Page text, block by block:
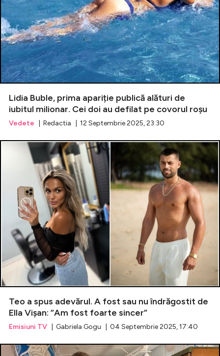
Lidia Buble, prima apariție publică alături de
iubitul milionar. Cei doi au defilat pe covorul roșu
Vedete | Redactia | 12 Septembrie 2025, 23:30
Teo a spus adevărul. A fost sau nu îndrăgostit de
Ella Vișan: ”Am fost foarte sincer”
Emisiuni TV | Gabriela Gogu | 04 Septembrie 2025, 17:40